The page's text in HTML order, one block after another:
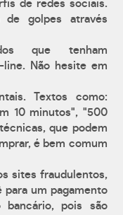
de redes sociais.
de golpes através
que tenham
Não hesite em
Textos como:
10 minutos", "500
que podem
é bem comum
sites fraudulentos,
um pagamento
pois são